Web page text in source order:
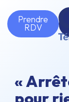
Prendre
RDV
«
pour